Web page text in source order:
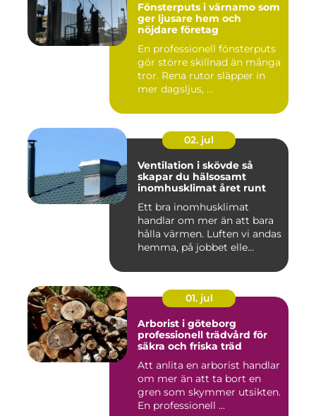
Fönsterputs i värnamo som
ger ljusare hem och
nöjdare företag
En professionell fönsterputs
gör större skillnad än många
tror. Rena rutor släpper in
mer dagsljus, ...
02. jul
Ventilation i skövde så
skapar du hälsosamt
inomhusklimat året runt
Ett bra inomhusklimat
handlar om mer än att bara
hålla värmen. Luften vi andas
hemma, på jobbet elle...
01. jul
Arborist i göteborg
professionell trädvård för
säkra och friska träd
Att anlita en arborist handlar
om mer än att ta bort en
gren som skymmer utsikten.
En professionell ...